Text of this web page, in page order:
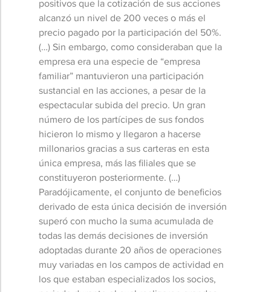
positivos que la cotización de sus acciones
alcanzó un nivel de 200 veces o más el
precio pagado por la participación del 50%.
(…) Sin embargo, como consideraban que la
empresa era una especie de “empresa
familiar” mantuvieron una participación
sustancial en las acciones, a pesar de la
espectacular subida del precio. Un gran
número de los partícipes de sus fondos
hicieron lo mismo y llegaron a hacerse
millonarios gracias a sus carteras en esta
única empresa, más las filiales que se
constituyeron posteriormente. (…)
Paradójicamente, el conjunto de beneficios
derivado de esta única decisión de inversión
superó con mucho la suma acumulada de
todas las demás decisiones de inversión
adoptadas durante 20 años de operaciones
muy variadas en los campos de actividad en
los que estaban especializados los socios,